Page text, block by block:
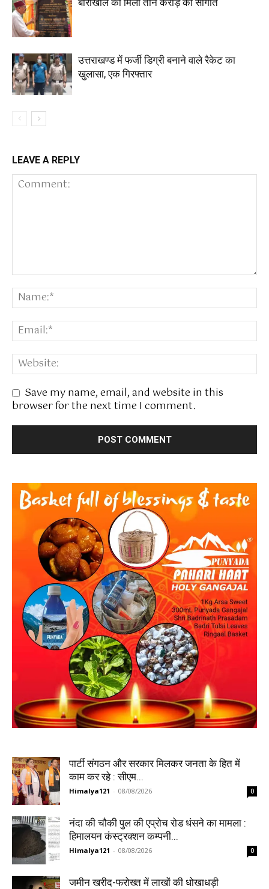
उत्तराखण्ड में फर्जी डिग्री बनाने वाले रैकेट का
खुलासा, एक गिरफ्तार
LEAVE A REPLY
Save my name, email, and website in this
browser for the next time I comment.
पार्टी संगठन और सरकार मिलकर जनता के हित में
काम कर रहे : सीएम...
Himalya121 - 08/08/2026 0
नंदा की चौकी पुल की एप्रोच रोड धंसने का मामला :
हिमालयन कंस्ट्रक्शन कम्पनी...
Himalya121 - 08/08/2026 0
जमीन खरीद-फरोख्त में लाखों की धोखाधड़ी